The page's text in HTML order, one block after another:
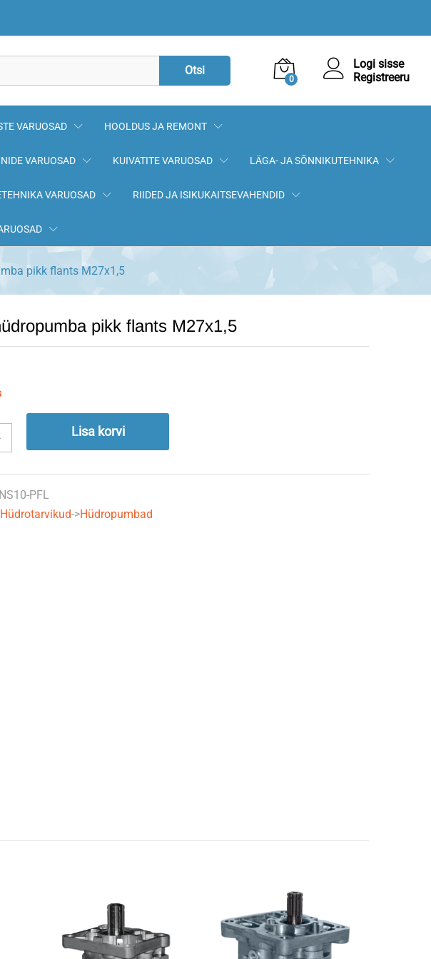
Otsi
0
Logi sisse
Registreeru
VARUOSAD HOOLDUS JA REMONT
VARUOSAD KUIVATITE VARUOSAD LÄGA- JA SÕNNIKUTEHNIKA
VARUOSAD RIIDED JA ISIKUKAITSEVAHENDID
pikk flants M27x1,5
pikk flants M27x1,5
Lisa korvi
NS10-PFL
Hüdrotarvikud->Hüdropumbad